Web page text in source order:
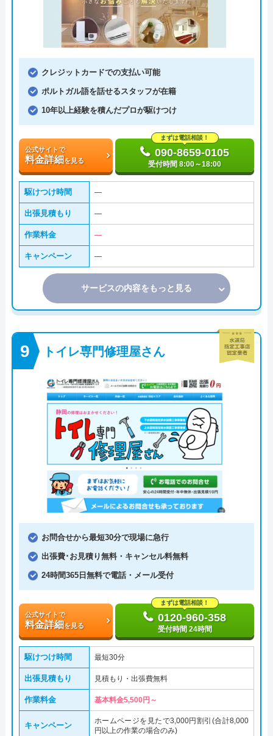
クレジットカードでの支払い可能
ポルトガル語を話せるスタッフが在籍
10年以上経験を積んだプロが駆けつけ
公式サイトで
料金詳細を見る
まずは電話相談！
090-8659-0105
受付時間 8:00～18:00
駆けつけ時間 ―
出張見積もり ―
作業料金 ―
キャンペーン ―
サービスの内容をもっと見る
トイレ専門修理屋さん
お問合せから最短30分で現場に急行
出張費･お見積り無料・キャンセル料無料
24時間365日無料で電話・メール受付
公式サイトで
料金詳細を見る
まずは電話相談！
0120-960-358
受付時間 24時間
駆けつけ時間 最短30分
出張見積もり 見積もり・出張費無料
作業料金 基本料金5,500円～
キャンペーン
ホームページを見たで3,000円割引(合計8,000
円以上の作業の場合のみ)